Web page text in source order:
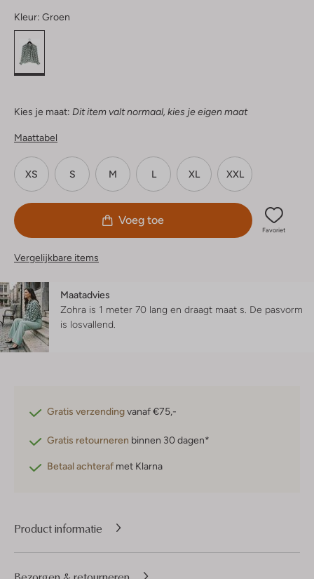
Kleur: Groen
Kies je maat: Dit item valt normaal, kies je eigen maat
Maattabel
XS S M L XL XXL
Voeg toe
Favoriet
Vergelijkbare items
Maatadvies
Zohra is 1 meter 70 lang en draagt maat s. De pasvorm
is losvallend
Gratis verzendingvanaf €75,-
Gratis retourneren binnen 30 dagen*
Betaal achteraf met Klarna
Product informatie